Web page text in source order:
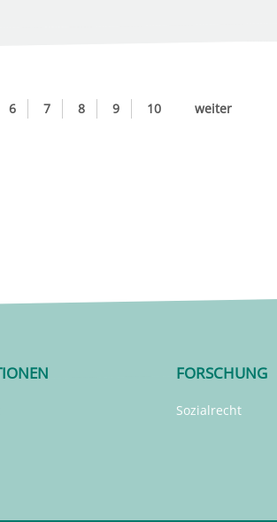
6 7 8 9 10 weiter
FORSCHUNG
Sozialrecht